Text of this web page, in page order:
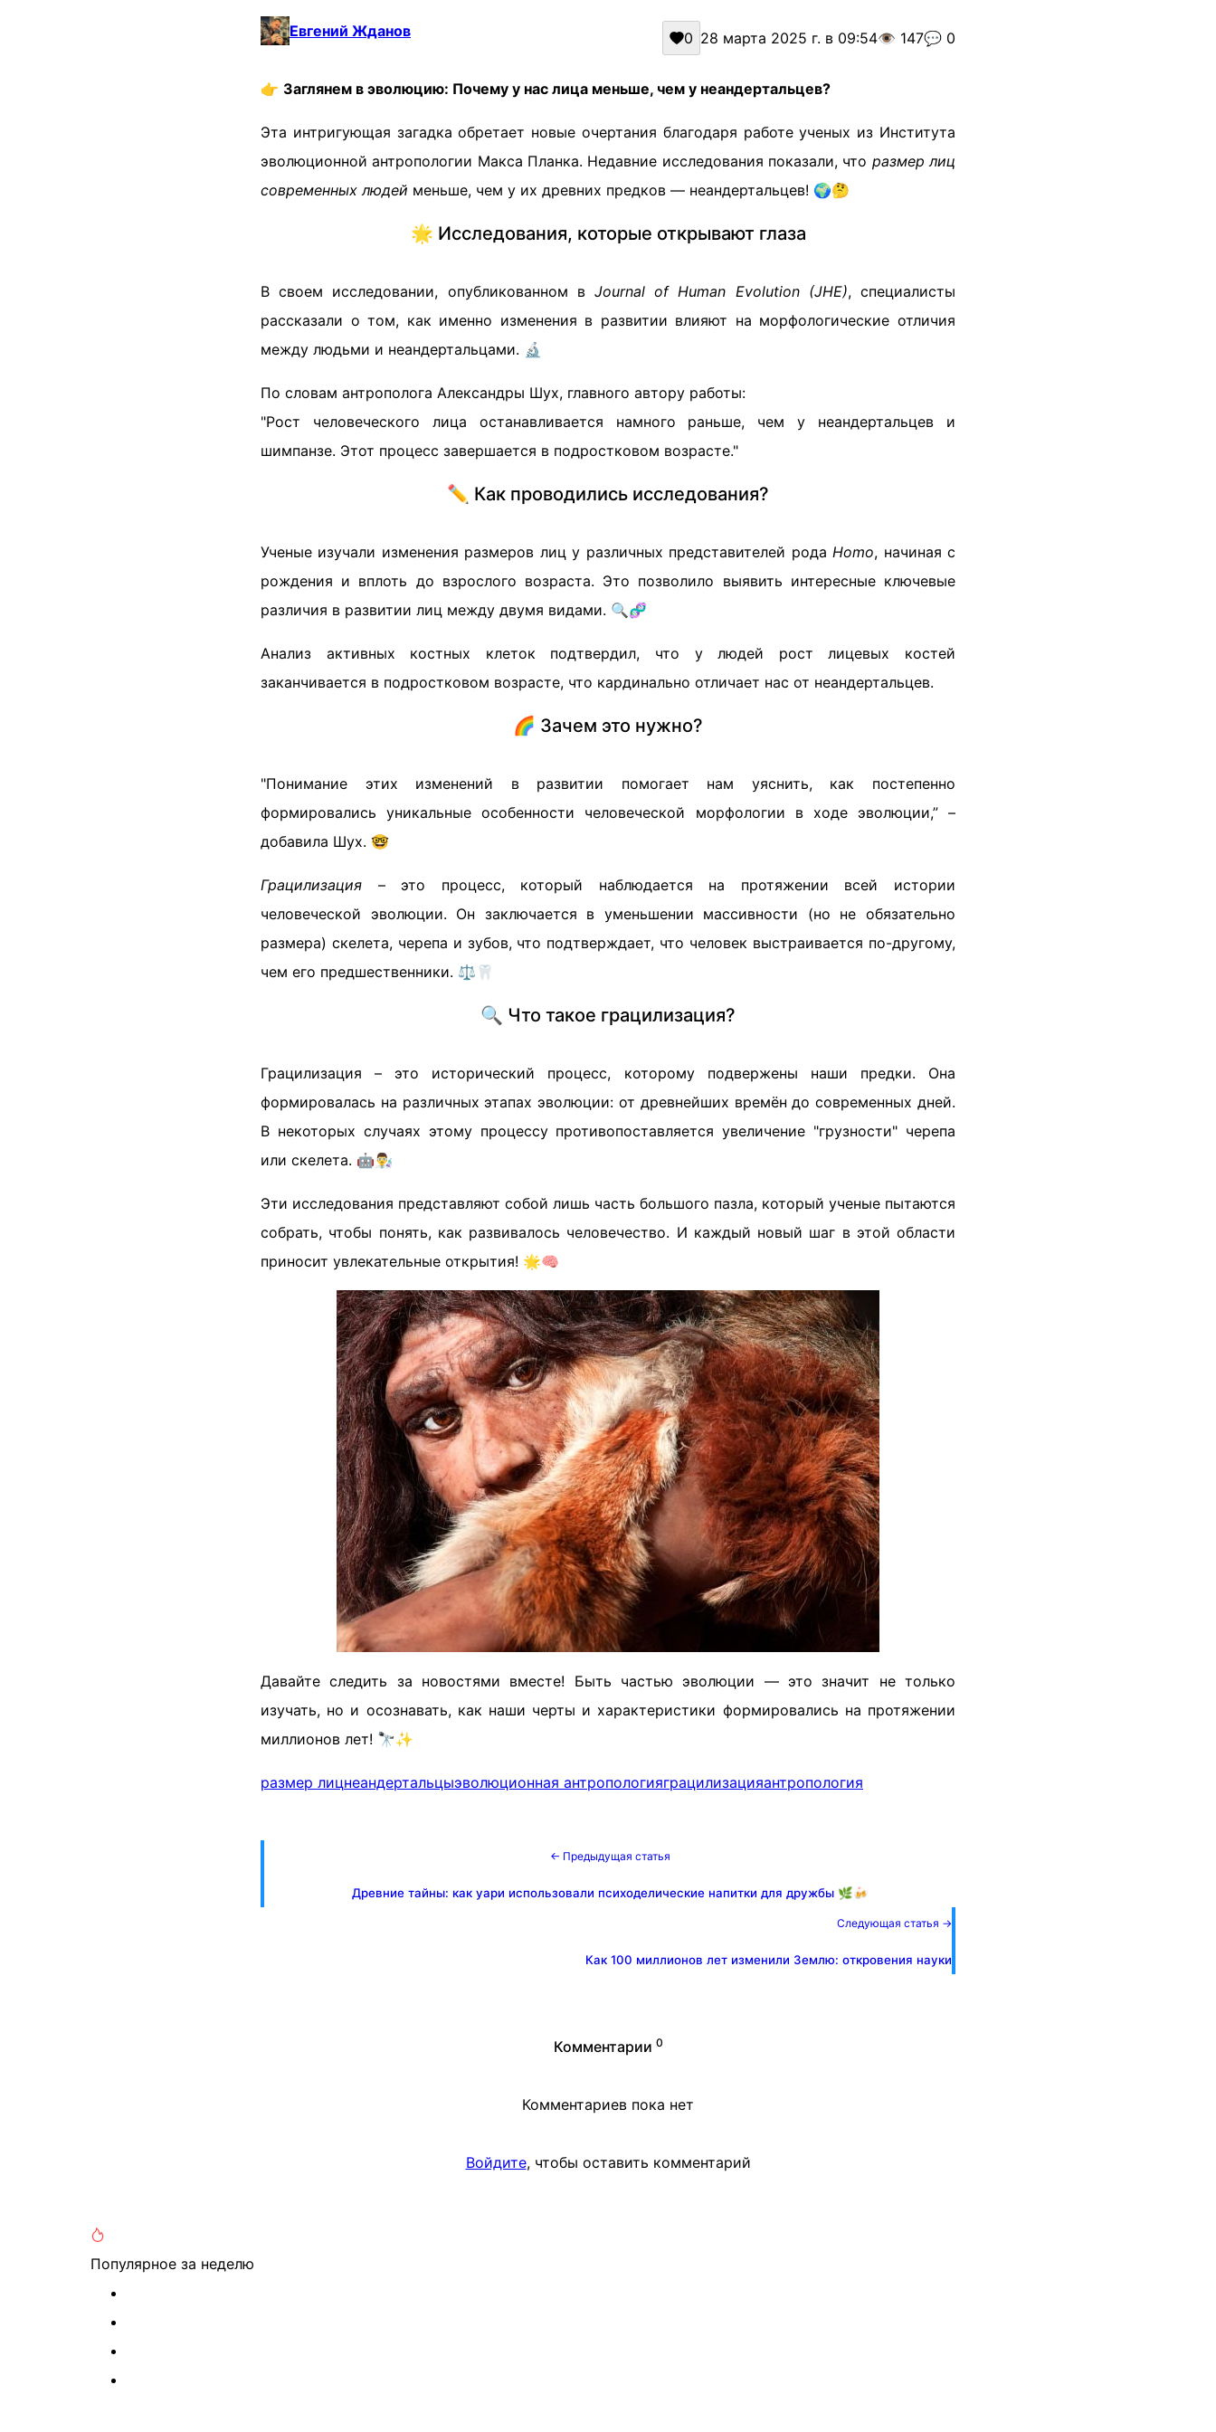
Евгений Жданов 0 28 марта 2025 г. в 09:54👁️ 147💬 0
👉 Заглянем в эволюцию: Почему у нас лица меньше, чем у неандертальцев?
Эта интригующая загадка обретает новые очертания благодаря работе ученых из Института
эволюционной антропологии Макса Планка. Недавние исследования показали, что размер лиц
современных людей меньше, чем у их древних предков — неандертальцев! 🌍🤔
🌟 Исследования, которые открывают глаза
В своем исследовании, опубликованном в Journal of Human Evolution (JHE), специалисты
рассказали о том, как именно изменения в развитии влияют на морфологические отличия
между людьми и неандертальцами. 🔬
По словам антрополога Александры Шух, главного автору работы:
"Рост человеческого лица останавливается намного раньше, чем у неандертальцев и
шимпанзе. Этот процесс завершается в подростковом возрасте."
✏️ Как проводились исследования?
Ученые изучали изменения размеров лиц у различных представителей родаHomo, начиная с
рождения и вплоть до взрослого возраста. Это позволило выявить интересные ключевые
различия в развитии лиц между двумя видами. 🔍🧬
Анализ активных костных клеток подтвердил, что у людей рост лицевых костей
заканчивается в подростковом возрасте, что кардинально отличает нас от неандертальцев.
🌈 Зачем это нужно?
"Понимание этих изменений в развитии помогает нам уяснить, как постепенно
формировались уникальные особенности человеческой морфологии в ходе эволюции,” –
добавила Шух. 🤓
Грацилизация – это процесс, который наблюдается на протяжении всей истории
человеческой эволюции. Он заключается в уменьшении массивности (но не обязательно
размера) скелета, черепа и зубов, что подтверждает, что человек выстраивается по-другому,
чем его предшественники. ⚖️🦷
🔍 Что такое грацилизация?
Грацилизация – это исторический процесс, которому подвержены наши предки. Она
формировалась на различных этапах эволюции: от древнейших времён до современных дней.
В некоторых случаях этому процессу противопоставляется увеличение "грузности" черепа
или скелета. 🤖👨‍🔬
Эти исследования представляют собой лишь часть большого пазла, который ученые пытаются
собрать, чтобы понять, как развивалось человечество. И каждый новый шаг в этой области
приносит увлекательные открытия! 🌟🧠
Давайте следить за новостями вместе! Быть частью эволюции — это значит не только
изучать, но и осознавать, как наши черты и характеристики формировались на протяжении
миллионов лет! 🔭✨
размер лицнеандертальцыэволюционная антропологияграцилизацияантропология
← Предыдущая статья
Древние тайны: как уари использовали психоделические напитки для дружбы 🌿🍻
Следующая статья →
Как 100 миллионов лет изменили Землю: откровения науки
Комментарии 0
Комментариев пока нет
Войдите, чтобы оставить комментарий
Популярное за неделю